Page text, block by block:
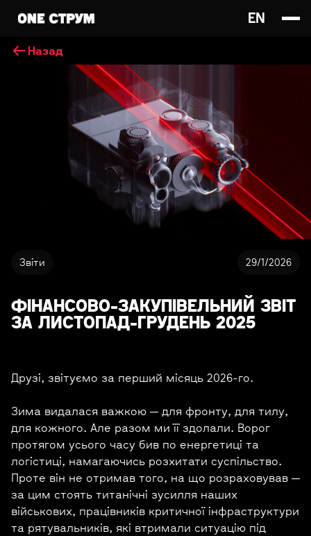
EN
Назад
Звіти 29/1/2026
ФІНАНСОВО-ЗАКУПІВЕЛЬНИЙ ЗВІТ
ЗА ЛИСТОПАД-ГРУДЕНЬ 2025
Друзі, звітуємо за перший місяць 2026-го.
Зима видалася важкою — для фронту, для тилу,
для кожного. Але разом ми її здолали. Ворог
протягом усього часу бив по енергетиці та
логістиці, намагаючись розхитати суспільство.
Проте він не отримав того, на що розраховував —
за цим стоять титанічні зусилля наших
військових, працівників критичної інфраструктури
та рятувальників, які втримали ситуацію під